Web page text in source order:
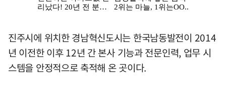
진주시에 위치한 경남혁신도시는 한국남동발전이 2014
년 이전한 이후 12년 간 본사 기능과 전문인력, 업무 시
스템을 안정적으로 축적해 온 곳이다.